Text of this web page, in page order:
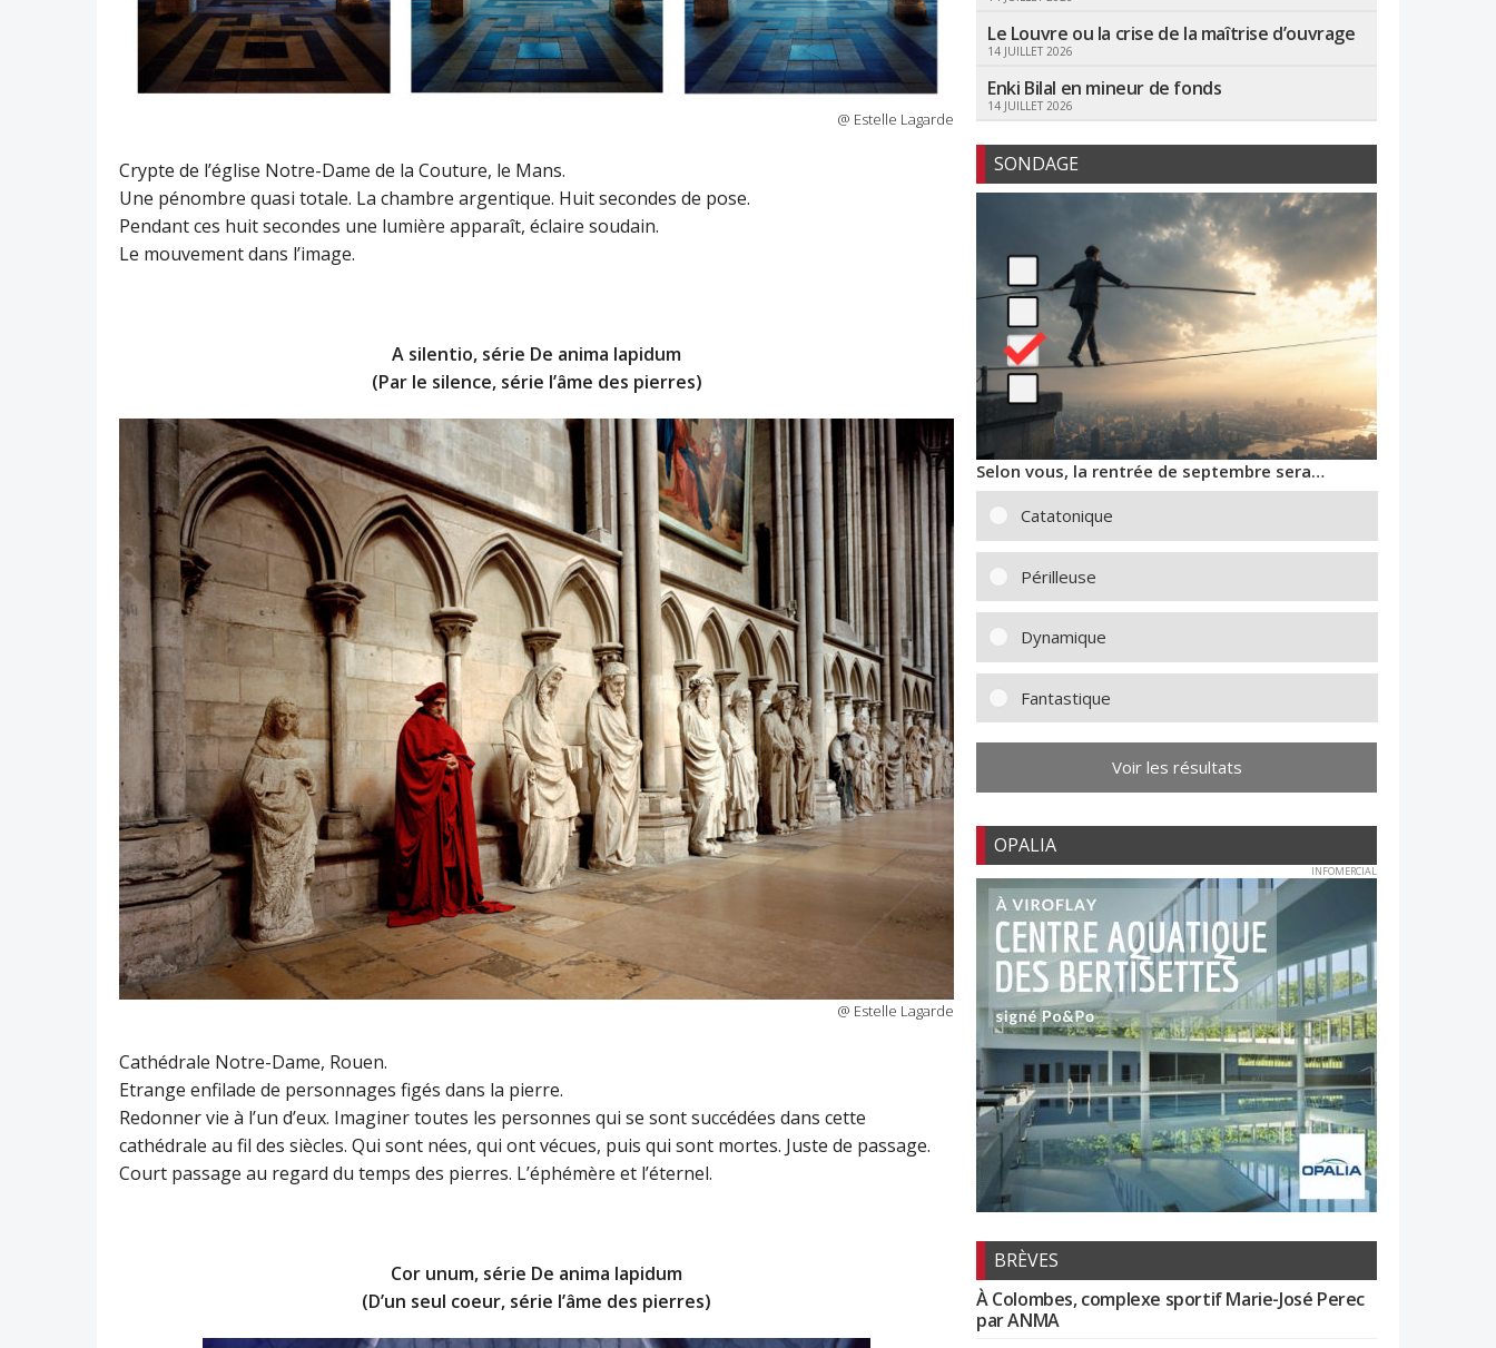
@ Estelle Lagarde
Crypte de l’église Notre-Dame de la Couture, le Mans.
Une pénombre quasi totale. La chambre argentique. Huit secondes de pose.
Pendant ces huit secondes une lumière apparaît, éclaire soudain.
Le mouvement dans l’image.
A silentio, série De anima lapidum
(Par le silence, série l’âme des pierres)
@ Estelle Lagarde
Cathédrale Notre-Dame, Rouen.
Etrange enfilade de personnages figés dans la pierre.
Redonner vie à l’un d’eux. Imaginer toutes les personnes qui se sont succédées dans cette
cathédrale au fil des siècles. Qui sont nées, qui ont vécues, puis qui sont mortes. Juste de passage.
Court passage au regard du temps des pierres. L’éphémère et l’éternel.
Cor unum, série De anima lapidum
(D’un seul coeur, série l’âme des pierres)
Le Louvre ou la crise de la maîtrise d’ouvrage
14 JUILLET 2026
Enki Bilal en mineur de fonds
14 JUILLET 2026
SONDAGE
Selon vous, la rentrée de septembre sera…
Catatonique
Périlleuse
Dynamique
Fantastique
Voir les résultats
OPALIA
INFOMERCIAL
BRÈVES
À Colombes, complexe sportif Marie-José Perec
par ANMA